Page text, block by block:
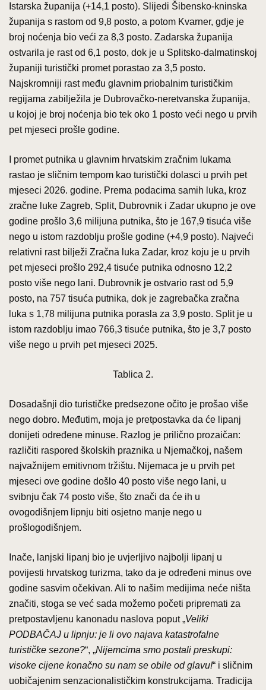
Istarska županija (+14,1 posto). Slijedi Šibensko-kninska
županija s rastom od 9,8 posto, a potom Kvarner, gdje je
broj noćenja bio veći za 8,3 posto. Zadarska županija
ostvarila je rast od 6,1 posto, dok je u Splitsko-dalmatinskoj
županiji turistički promet porastao za 3,5 posto.
Najskromniji rast među glavnim priobalnim turističkim
regijama zabilježila je Dubrovačko-neretvanska županija,
u kojoj je broj noćenja bio tek oko 1 posto veći nego u prvih
pet mjeseci prošle godine.
I promet putnika u glavnim hrvatskim zračnim lukama
rastao je sličnim tempom kao turistički dolasci u prvih pet
mjeseci 2026. godine. Prema podacima samih luka, kroz
zračne luke Zagreb, Split, Dubrovnik i Zadar ukupno je ove
godine prošlo 3,6 milijuna putnika, što je 167,9 tisuća više
nego u istom razdoblju prošle godine (+4,9 posto). Najveći
relativni rast bilježi Zračna luka Zadar, kroz koju je u prvih
pet mjeseci prošlo 292,4 tisuće putnika odnosno 12,2
posto više nego lani. Dubrovnik je ostvario rast od 5,9
posto, na 757 tisuća putnika, dok je zagrebačka zračna
luka s 1,78 milijuna putnika porasla za 3,9 posto. Split je u
istom razdoblju imao 766,3 tisuće putnika, što je 3,7 posto
više nego u prvih pet mjeseci 2025.
Tablica 2.
Dosadašnji dio turističke predsezone očito je prošao više
nego dobro. Međutim, moja je pretpostavka da će lipanj
donijeti određene minuse. Razlog je prilično prozaičan:
različiti raspored školskih praznika u Njemačkoj, našem
najvažnijem emitivnom tržištu. Nijemaca je u prvih pet
mjeseci ove godine došlo 40 posto više nego lani, u
svibnju čak 74 posto više, što znači da će ih u
ovogodišnjem lipnju biti osjetno manje nego u
prošlogodišnjem.
Inače, lanjski lipanj bio je uvjerljivo najbolji lipanj u
povijesti hrvatskog turizma, tako da je određeni minus ove
godine sasvim očekivan. Ali to našim medijima neće ništa
značiti, stoga se već sada možemo početi pripremati za
pretpostavljenu kanonadu naslova poput „Veliki
PODBAČAJ u lipnju: je li ovo najava katastrofalne
turističke sezone?“, „Nijemcima smo postali preskupi:
visoke cijene konačno su nam se obile od glavu!“ i sličnim
uobičajenim senzacionalističkim konstrukcijama. Tradicija